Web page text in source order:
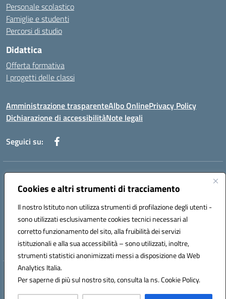
Cookies e altri strumenti di tracciamento
Il nostro Istituto non utilizza strumenti di profilazione degli utenti -
sono utilizzati esclusivamente cookies tecnici necessari al
corretto funzionamento del sito, alla fruibilità dei servizi
istituzionali e alla sua accessibilità – sono utilizzati, inoltre,
strumenti statistici anonimizzati messi a disposizione da Web
Analytics Italia.
Per saperne di più sul nostro sito, consulta la ns. Cookie Policy.
Personale scolastico
Famiglie e studenti
Percorsi di studio
Didattica
Offerta formativa
I progetti delle classi
Amministrazione trasparenteAlbo OnlinePrivacy Policy
Dichiarazione di accessibilitàNote legali
Seguici su:
Indirizzo:
Centralino:+39 0965 78 12 60 Email:rcic841003@istruzione.it
Codice fiscale: 92034530805
Codice meccanografico:
rcic841003
Codice Indice delle Pubbliche Amministrazioni (IPA): istsc_rcic841003
Hosting & Powered by 3D Solution S.r.l.
Concept & Design by Designers Italia